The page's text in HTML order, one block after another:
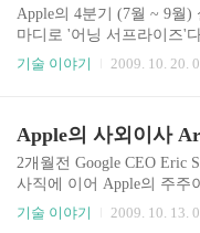
전환이 늘고있다. 필연적
iPhone과 경쟁할 제품이라
ve a real keyboard. iDon't
n't take 5-megapixel
run widgets. iDon't allow
Apple의 4분기 (7월 ~ 9월
마디로 '어닝 서프라이즈'
천만 달러, 순이익은 16억
3% 증가했으며, 순이익은
6 달러에 이른다. 순이익
했다. 작년 4분기와 실적
7%나 급증했다. 매출은 전
늘어났다. 이같이 매출과
기술 이야기 2009. 10. 20.
2개월전 Google CEO Eric
사직에 이어 Apple의 주주
Arthur Levinson도 Google
기술 이야기 2009. 10. 13.